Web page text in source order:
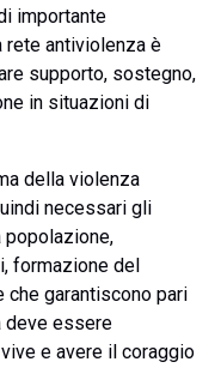
importante
rete antiviolenza è
supporto, sostegno,
in situazioni di
della violenza
necessari gli
formazione del
garantiscono pari
deve essere
e avere il coraggio